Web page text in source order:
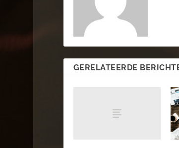
GERELATEERDE